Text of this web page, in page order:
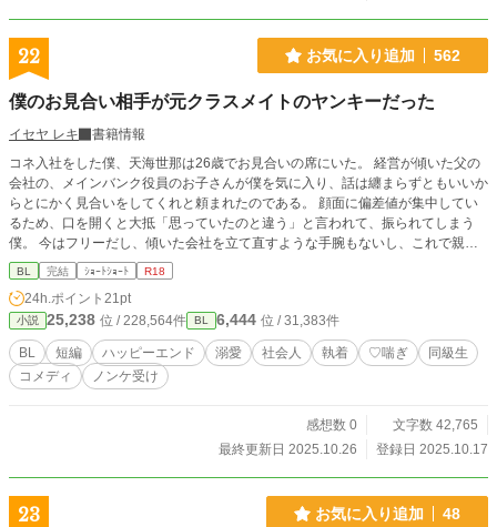
22 お気に入り追加 562
僕のお見合い相手が元クラスメイトのヤンキーだった
イセヤ レキ
書籍情報
コネ入社をした僕、天海世那は26歳でお見合いの席にいた。 経営が傾いた父の
会社の、メインバンク役員のお子さんが僕を気に入り、話は纏まらずともいいか
らとにかく見合いをしてくれと頼まれたのである。 顔面に偏差値が集中してい
るため、口を開くと大抵「思っていたのと違う」と言われて、振られてしまう
僕。 今はフリーだし、傾いた会社を立て直すような手腕もないし、これで親孝
行出来るのならばと気軽に引き受けた。 どうせこのお見合い相手も、僕の中身
を知れば勝手に幻滅して直ぐに断ってくれるだろう。 ところが見合い当日、僕
BL 完結 ｼｮｰﾄｼｮｰﾄ R18
24h.ポイント 21pt
小説 25,238 位 / 228,564件 BL 6,444 位 / 31,383件
BL 短編 ハッピーエンド 溺愛 社会人 執着 ♡喘ぎ
同級生
コメディ
ノンケ受け
感想数 0
文字数 42,765
最終更新日 2025.10.26
登録日 2025.10.17
23 お気に入り追加 48